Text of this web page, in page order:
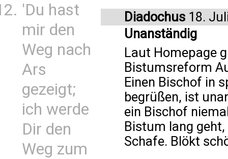
'Du hast
mir den
Weg nach
Ars
gezeigt;
ich werde
Dir den
Weg zum
Diadochus 18.
Unanständig
Laut Homepage
Bistumsreform
Einen Bischof in
begrüßen, ist
ein Bischof
Bistum lang
Schafe. Blökt